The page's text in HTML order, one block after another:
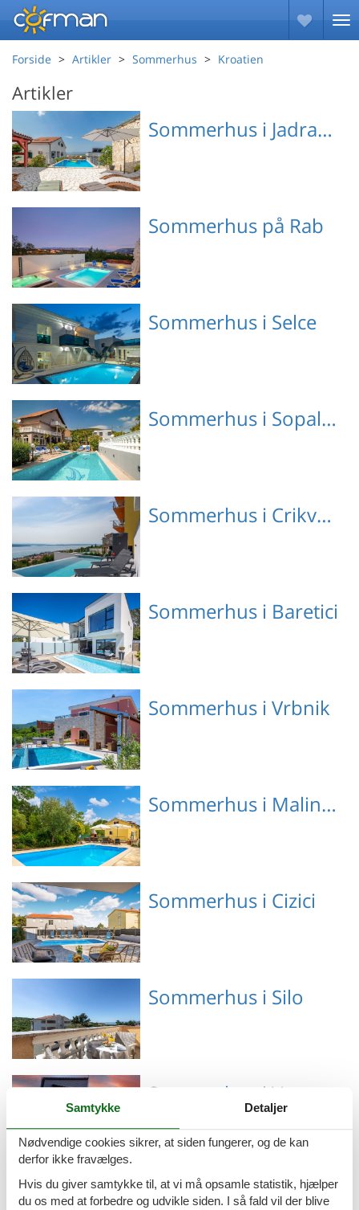
Forside Artikler Sommerhus Kroatien
Artikler
Sommerhus i Jadranovo
Sommerhus på Rab
Emne nr.: 133-CKR600 Sommerhus i Selce
Emne nr.: 133-CKA345 Sommerhus i Sopaljska
Emne nr.: 133-CKC720 Sommerhus i Crikvenica
Emne nr.: 133-CKA475 Sommerhus i Baretici
Emne nr.: 133-CKC721 Sommerhus i Vrbnik
Emne nr.: 133-CKI522 Sommerhus i Malinska Dubasnica
Emne nr.: 133-CKK807 Sommerhus i Cizici
Sommerhus i Silo
Emne nr.: 133-CKI733
Emne nr.: 133-CKI003 Sommerhus i Porat
Samtykke Detaljer
Nødvendige cookies sikrer, at siden fungerer, og de kan
derfor ikke fravælges.
Hvis du giver samtykke til, at vi må opsamle statistik, hjælper
du os med at forbedre og udvikle siden. I så fald vil der blive